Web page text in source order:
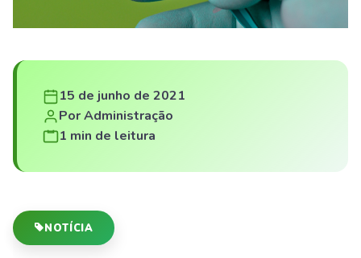
15 de junho de 2021
Por Administração
1 min de leitura
NOTÍCIA